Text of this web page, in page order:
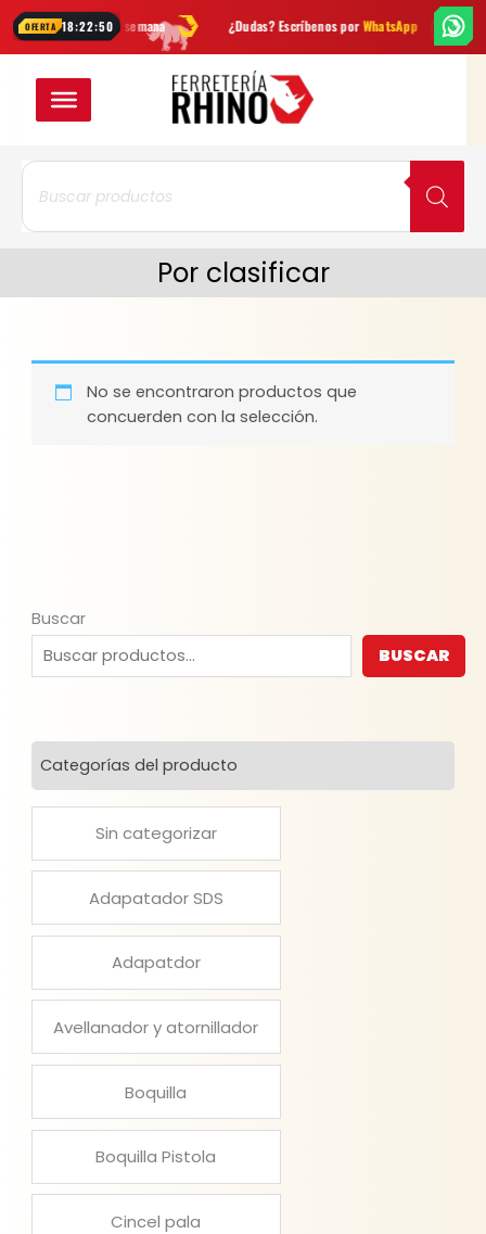
OFERTA 18:22:50
cada semana ¿Dudas? Escríbenos porWhatsApp Envío
contenido
Búsqueda
productos
Por clasificar
Buscar
BUSCAR
Categorías del producto
Sin categorizar
Adapatador SDS
Adapatdor
Avellanador y atornillador
Boquilla
Boquilla Pistola
Cincel pala
No se encontraron productos que
concuerden con la selección.